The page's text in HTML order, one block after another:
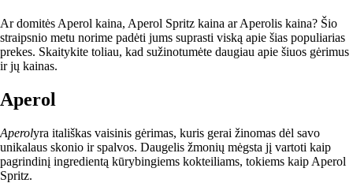
Ar domitės Aperol kaina, Aperol Spritz kaina ar Aperolis kaina? Šio
straipsnio metu norime padėti jums suprasti viską apie šias populiarias
prekes. Skaitykite toliau, kad sužinotumėte daugiau apie šiuos gėrimus
ir jų kainas.
Aperol
Aperolyra itališkas vaisinis gėrimas, kuris gerai žinomas dėl savo
unikalaus skonio ir spalvos. Daugelis žmonių mėgsta jį vartoti kaip
pagrindinį ingredientą kūrybingiems kokteiliams, tokiems kaip Aperol
Spritz.